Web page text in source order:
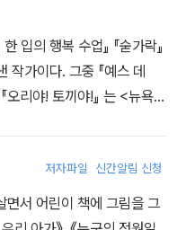
입의 행복 수업』 『숟가락』
작가이다. 그중 『예스 데
오리야! 토끼야!』 는 <뉴욕타
영혼을 북돋아 준다.”는 찬
자녀를 키웠고, 2017년에
저자파일 신간알림 신청
면서 어린이 책에 그림을 그